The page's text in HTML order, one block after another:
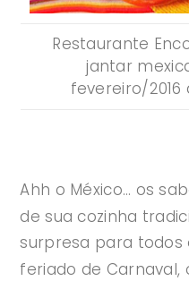
Restaurante
jantar
fevereiro/
Ahh o México… os
de sua cozinha
surpresa para todos
feriado de Carnaval,